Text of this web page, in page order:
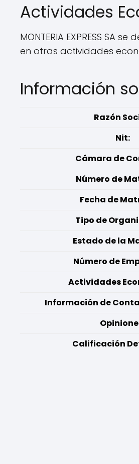
Actividades
MONTERIA EXPRESS
en otras actividades
Información
Razón
Nit:
Cámara de
Número de
Fecha de
Tipo de
Estado de la
Número de
Actividades
Información de
Calificación